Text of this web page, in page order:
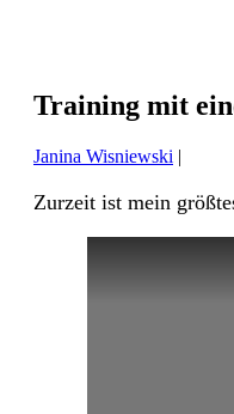
Training mit
Janina Wisniewski |
Zurzeit ist mein